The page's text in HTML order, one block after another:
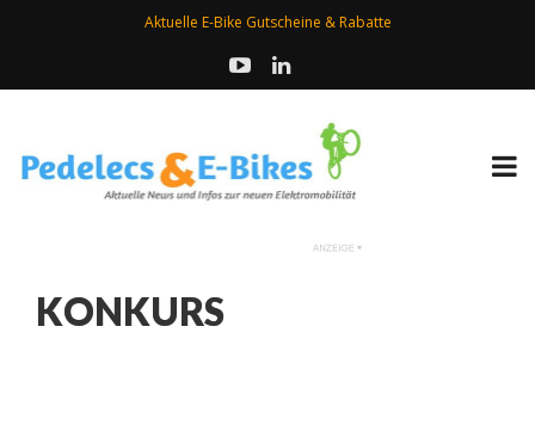
Aktuelle E-Bike Gutscheine & Rabatte
KONKURS